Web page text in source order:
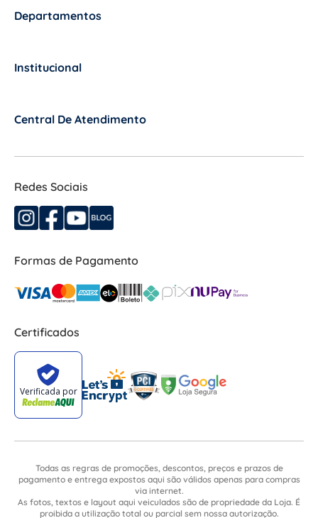
Departamentos
Institucional
Central De Atendimento
Redes Sociais
Formas de Pagamento
Certificados
Todas as regras de promoções, descontos, preços e prazos de
pagamento e entrega expostos aqui são válidos apenas para compras
via internet.
As fotos, textos e layout aqui veiculados são de propriedade da Loja. É
proibida a utilização total ou parcial sem nossa autorização.